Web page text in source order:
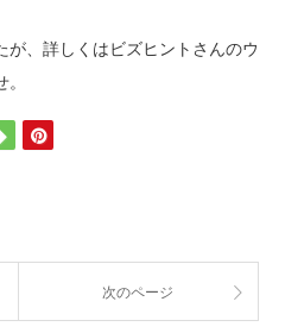
、詳しくはビズヒントさんのウ
次のページ